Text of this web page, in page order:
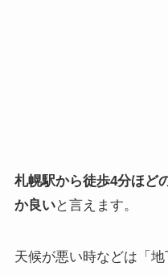
札幌駅から徒歩4分ほど
か良いと言えます。
天候が悪い時などは「